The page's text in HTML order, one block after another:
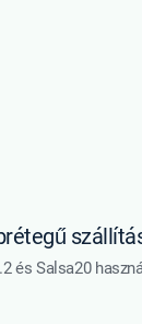
és Salsa20